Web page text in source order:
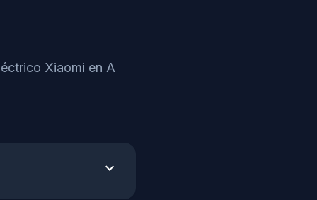
Xiaomi en A
expand_more